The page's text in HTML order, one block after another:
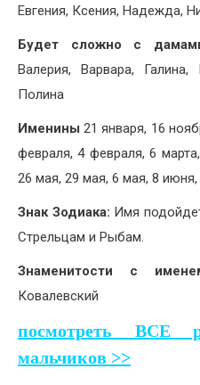
Евгения, Ксения, Надежда,
Будет сложно с
Валерия, Варвара,
Полина
Именины 21 января, 16
февраля, 4 февраля, 6
26 мая, 29 мая, 6 мая, 8 июня,
Знак Зодиака: Имя
Стрельцам и Рыбам.
Знаменитости с
Ковалевский
посмотреть ВСЕ
мальчиков >>